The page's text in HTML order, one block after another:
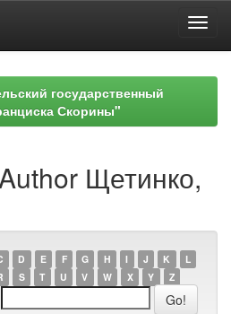
государственный
Скорины"
Щетинко,
D E F G H I J K
L
S T U V W X Y Z